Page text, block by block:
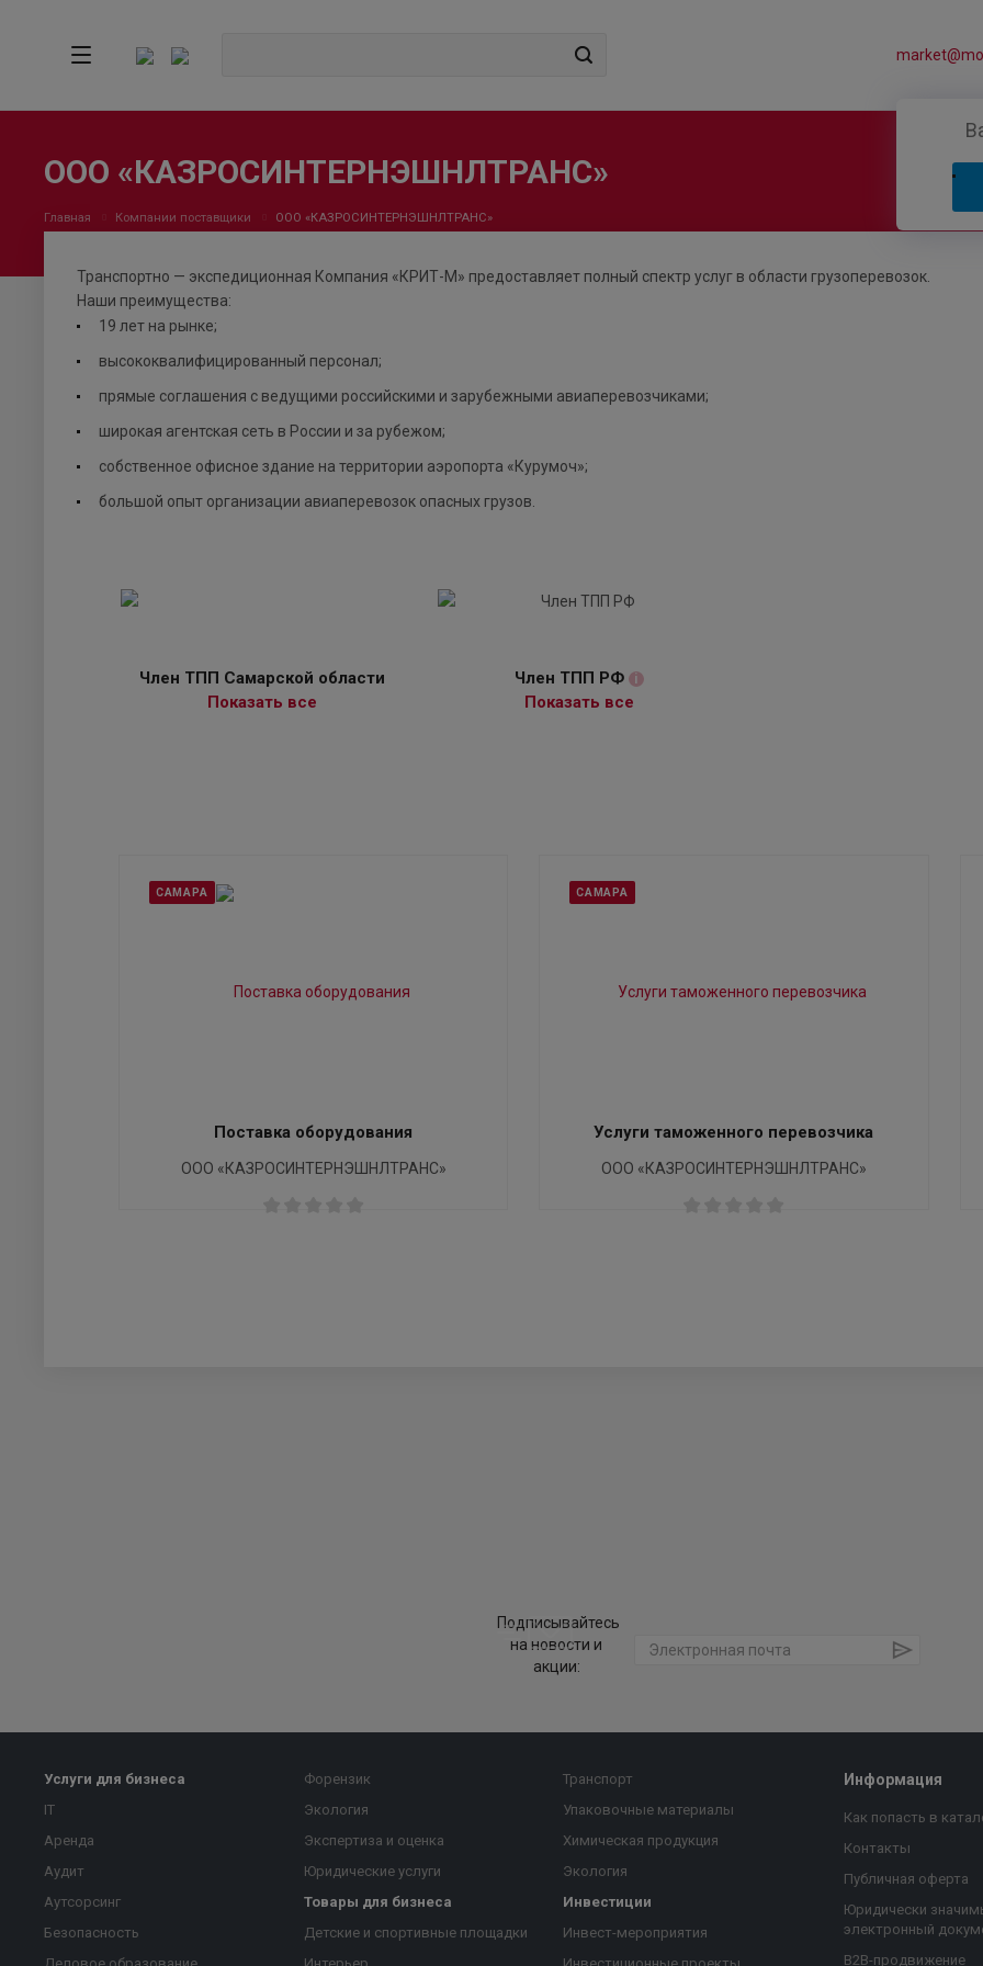
ООО «КАЗРОСИНТЕРНЭШНЛТРАНС»
Главная Компании поставщики ООО «КАЗРОСИНТЕРНЭШНЛТРАНС»
Транспортно — экспедиционная Компания «КРИТ-М» предоставляет полный спектр услуг в области грузоперевозок.
Наши преимущества:
19 лет на рынке;
высококвалифицированный персонал;
прямые соглашения с ведущими российскими и зарубежными авиаперевозчиками;
широкая агентская сеть в России и за рубежом;
собственное офисное здание на территории аэропорта «Курумоч»;
большой опыт организации авиаперевозок опасных грузов.
Член ТПП Самарской области
Показать все
Член ТПП РФ i
Показать все
САМАРА
Поставка оборудования
ООО «КАЗРОСИНТЕРНЭШНЛТРАНС»
САМАРА
Услуги таможенного перевозчика
ООО «КАЗРОСИНТЕРНЭШНЛТРАНС»
Подписывайтесь
на новости и
акции:
Услуги для бизнеса
IT
Аренда
Аудит
Аутсорсинг
Безопасность
Форензик
Экология
Экспертиза и оценка
Юридические услуги
Товары для бизнеса
Детские и спортивные площадки
Транспорт
Упаковочные материалы
Химическая продукция
Экология
Инвестиции
Инвест-мероприятия
Информация
Как попасть в
Контакты
Публичная оферта
Юридически
электронный
B2B-продвижение